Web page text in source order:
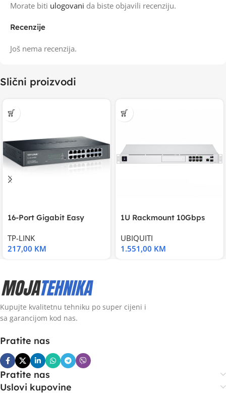
Recenzije
Još nema recenzija.
Morate biti ulogovani da biste objavili recenziju.
Slični proizvodi
16-Port Gigabit Easy
TP-LINK
217,00 KM
1U Rackmount 10Gbps
UBIQUITI
1.551,00 KM
Kupujte kvalitetnu tehniku po super cijeni i
sa garancijom kod nas.
Pratite nas
Pratite nas
Uslovi kupovine